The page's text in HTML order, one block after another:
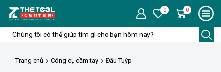
0 0
Trang chủ Công cụ cầm tay Đầu Tuýp